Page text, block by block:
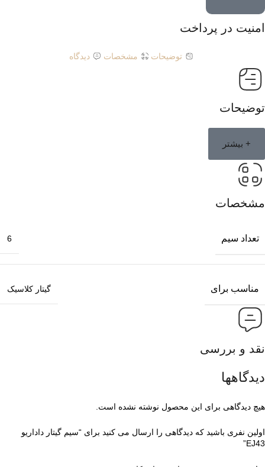
امنیت در پرداخت
توضیحات مشخصات دیدگاه
توضیحات
+ بیشتر
مشخصات
تعداد سیم 6
مناسب برای گیتار کلاسیک
نقد و بررسی
دیدگاهها
هیچ دیدگاهی برای این محصول نوشته نشده است.
اولین نفری باشید که دیدگاهی را ارسال می کنید برای “سیم گیتار داداریو
EJ43”